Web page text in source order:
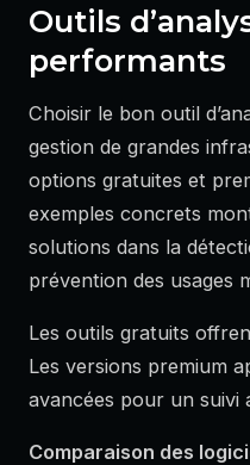
Outils
performants
Choisir le bon outil
gestion de grandes
options gratuites et
exemples concrets
solutions dans la
prévention des usages
Les outils gratuits
Les versions premium
avancées pour un suivi
Comparaison des